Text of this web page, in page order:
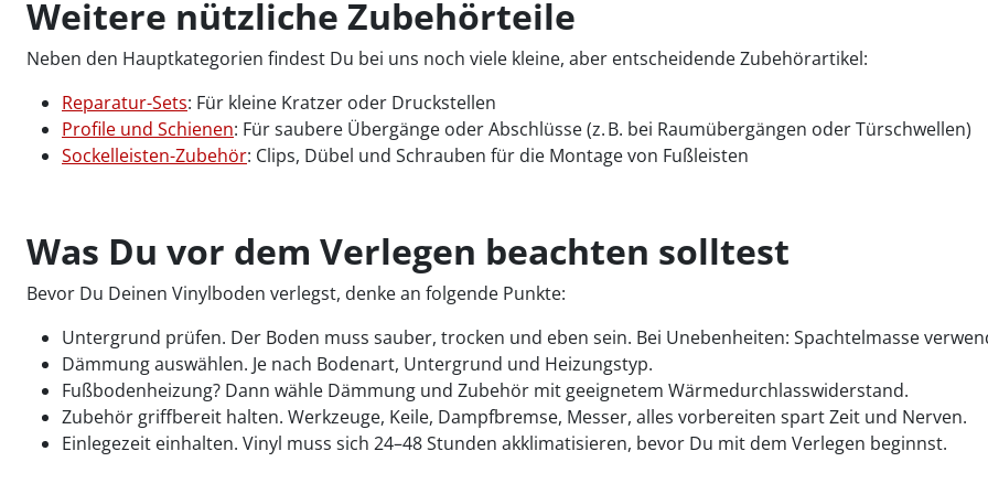
Weitere nützliche Zubehörteile
Neben den Hauptkategorien findest Du bei uns noch viele kleine, aber entscheidende Zubehörartikel:
Reparatur-Sets: Für kleine Kratzer oder Druckstellen
Profile und Schienen: Für saubere Übergänge oder Abschlüsse (z. B. bei Raumübergängen oder Türschwellen)
Sockelleisten-Zubehör: Clips, Dübel und Schrauben für die Montage von Fußleisten
Was Du vor dem Verlegen beachten solltest
Bevor Du Deinen Vinylboden verlegst, denke an folgende Punkte:
Untergrund prüfen. Der Boden muss sauber, trocken und eben sein. Bei Unebenheiten: Spachtelmasse
Dämmung auswählen. Je nach Bodenart, Untergrund und Heizungstyp.
Fußbodenheizung? Dann wähle Dämmung und Zubehör mit geeignetem Wärmedurchlasswiderstand.
Zubehör griffbereit halten. Werkzeuge, Keile, Dampfbremse, Messer, alles vorbereiten spart Zeit und Nerven.
Einlegezeit einhalten. Vinyl muss sich 24–48 Stunden akklimatisieren, bevor Du mit dem Verlegen beginnst.